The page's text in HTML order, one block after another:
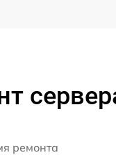
ремонта